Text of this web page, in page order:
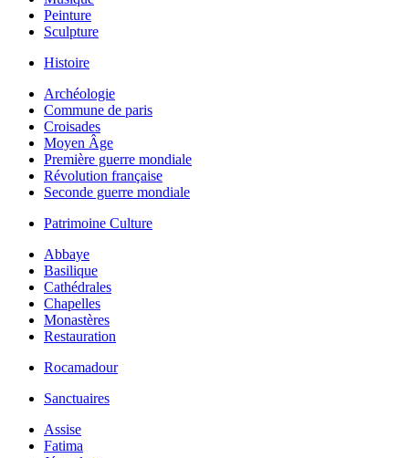
Peinture
Sculpture
Histoire
Archéologie
Commune de paris
Croisades
Moyen Âge
Première guerre mondiale
Révolution française
Seconde guerre mondiale
Patrimoine Culture
Abbaye
Basilique
Cathédrales
Chapelles
Monastères
Restauration
Rocamadour
Sanctuaires
Assise
Fatima